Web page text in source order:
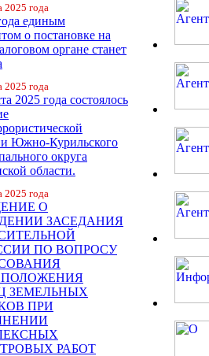
2025 года
единым
о постановке на
органе станет
2025 года
2025 года состоялось
Южно-Курильского
округа
области.
2025 года
О
ЗАСЕДАНИЯ
ПО ВОПРОСУ
ЗЕМЕЛЬНЫХ
ПРИ
РАБОТ